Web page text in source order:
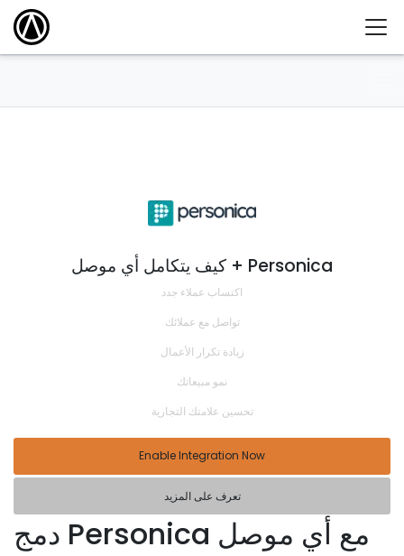
كيف يتكامل أي موصل + Personica
اكتساب عملاء جدد
تواصل مع عملائك
زيادة تكرار الأعمال
نمو مبيعاتك
تحسين علامتك التجارية
Enable Integration Now
تعرف على المزيد
دمج Personica مع أي موصل